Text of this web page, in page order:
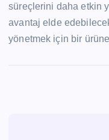
süreçlerini daha etkin
avantaj elde
yönetmek için bir